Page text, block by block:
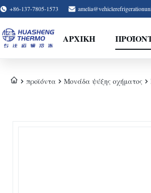
+86-137-7805-1573
ΑΡΧΙΚΉ
προϊόντα Μονάδα ψύξης οχήματος